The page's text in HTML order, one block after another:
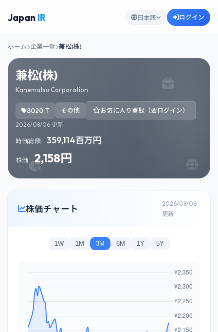
Japan IR 日本語 ログイン
ホーム 企業一覧 兼松(株)
兼松(株)
Kanematsu Corporation
8020.T その他 お気に入り登録（要ログイン）
2026/08/06 更新
時価総額: 359,114百万円
株価: 2,158円
株価チャート
2026/08/06
更新
1W 1M 3M 6M 1Y 5Y